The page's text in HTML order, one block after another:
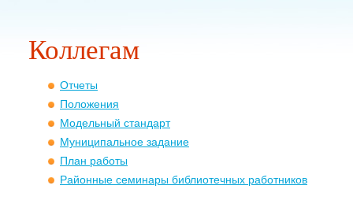
Коллегам
Отчеты
Положения
Модельный стандарт
Муниципальное задание
План работы
Районные семинары библиотечных работников